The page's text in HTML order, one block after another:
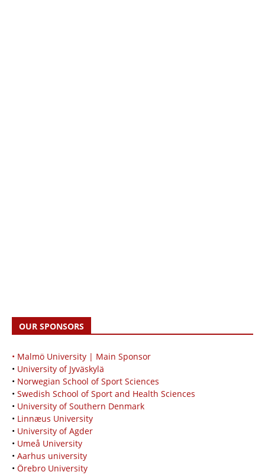
OUR SPONSORS
• Malmö University | Main Sponsor
• University of Jyväskylä
• Norwegian School of Sport Sciences
• Swedish School of Sport and Health Sciences
• University of Southern Denmark
• Linnæus University
• University of Agder
• Umeå University
• Aarhus university
• Örebro University